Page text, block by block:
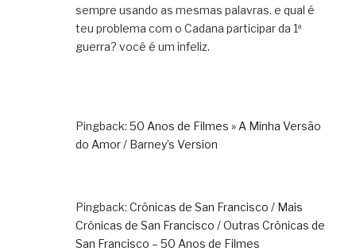
sempre usando as mesmas palavras. e qual é
teu problema com o Cadana participar da 1ª
guerra? você é um infeliz.
Pingback: 50 Anos de Filmes » A Minha Versão
do Amor / Barney’s Version
Pingback: Crônicas de San Francisco / Mais
Crônicas de San Francisco / Outras Crônicas de
San Francisco – 50 Anos de Filmes